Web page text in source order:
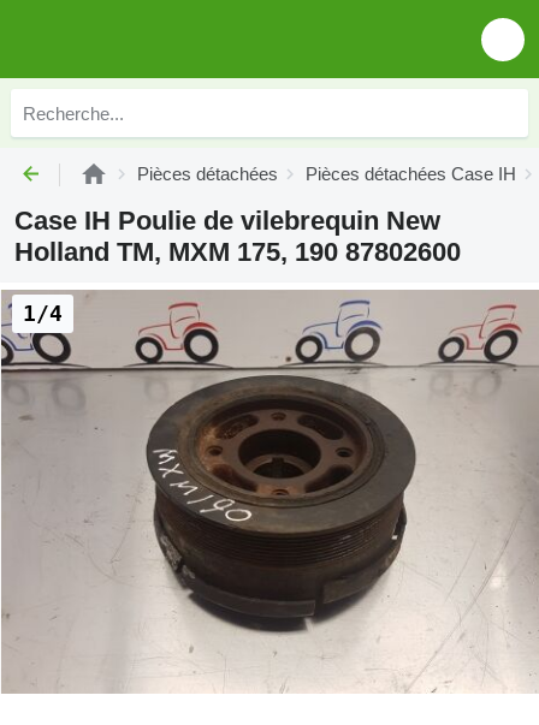
Pièces détachées Pièces détachées Case IH
Case IH Poulie de vilebrequin New
Holland TM, MXM 175, 190 87802600
1/4